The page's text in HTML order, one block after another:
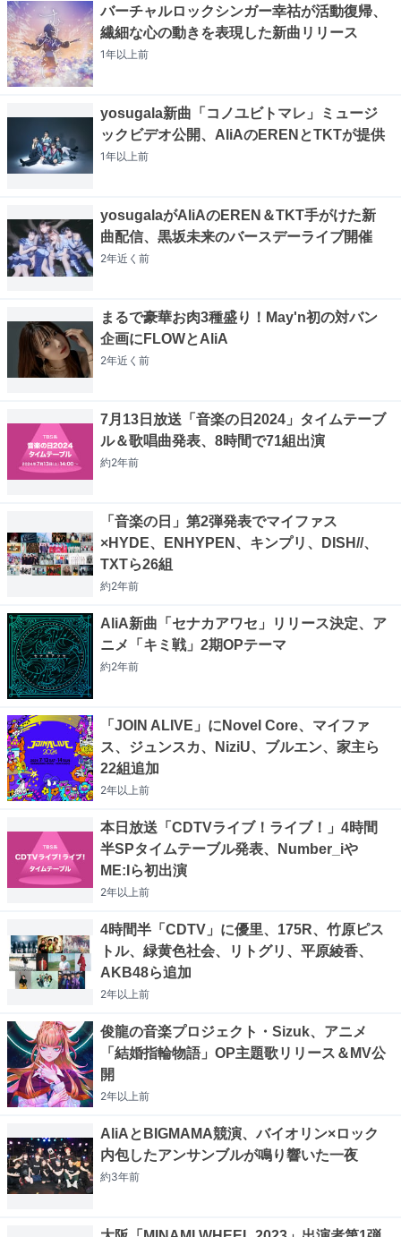
バーチャルロックシンガー幸祜が活動復帰、
繊細な心の動きを表現した新曲リリース
1年以上前
yosugala新曲「コノユビトマレ」ミュージ
ックビデオ公開、AliAのERENとTKTが提供
1年以上前
yosugalaがAliAのEREN＆TKT手がけた新
曲配信、黒坂未来のバースデーライブ開催
2年近く 前
まるで豪華お肉3種盛り！May'n初の対バン
企画にFLOWとAliA
2年近く 前
7月13日放送「音楽の日2024」タイムテーブ
ル＆歌唱曲発表、8時間で71組出演
約2年前
「音楽の日」第2弾発表でマイファス
×HYDE、ENHYPEN、キンプリ、DISH//、
TXTら26組
約2年前
AliA新曲「セナカアワセ」リリース決定、ア
ニメ「キミ戦」2期OPテーマ
約2年前
「JOIN ALIVE」にNovel Core、マイファ
ス、ジュンスカ、NiziU、ブルエン、家主ら
22組追加
2年以上前
本日放送「CDTVライブ！ライブ！」4時間
半SPタイムテーブル発表、Number_iや
ME:Iら初出演
2年以上前
4時間半「CDTV」に優里、175R、竹原ピス
トル、緑黄色社会、リトグリ、平原綾香、
AKB48ら追加
2年以上前
俊龍の音楽プロジェクト・Sizuk、アニメ
「結婚指輪物語」OP主題歌リリース＆MV公
開
2年以上前
AliAとBIGMAMA競演、バイオリン×ロック
内包したアンサンブルが鳴り響いた一夜
約3年前